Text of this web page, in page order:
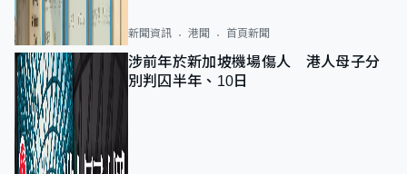
新聞資訊 港聞 首頁新聞
涉前年於新加坡機場傷人 港人母子分
別判囚半年、10日